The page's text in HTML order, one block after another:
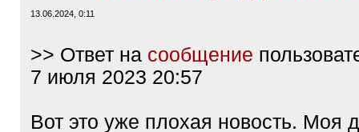
13.06.2024, 0:11
>> Ответ на сообщение
7 июля 2023 20:57
Вот это уже плохая новость. Моя